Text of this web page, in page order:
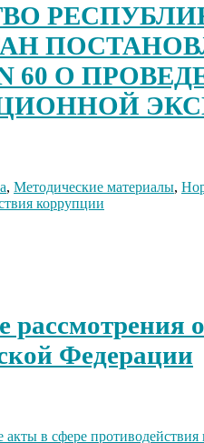
N 60 О
, Методические материалы,
коррупции
рассмотрения
Федерации
в сфере противодействия